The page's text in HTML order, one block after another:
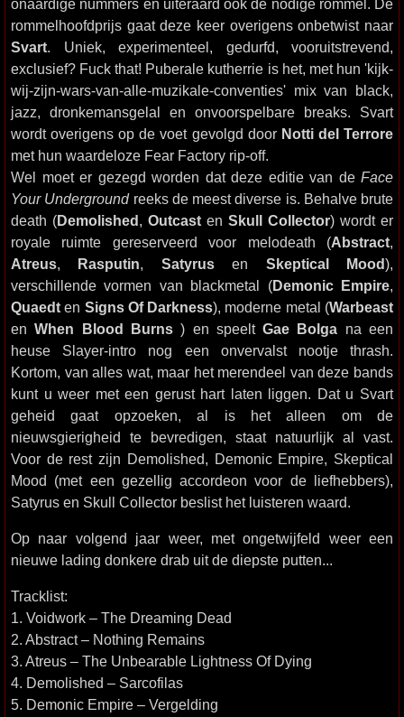
onaardige nummers en uiteraard ook de nodige rommel. De
rommelhoofdprijs gaat deze keer overigens onbetwist naar
Svart. Uniek, experimenteel, gedurfd, vooruitstrevend,
exclusief? Fuck that! Puberale kutherrie is het, met hun 'kijk-
wij-zijn-wars-van-alle-muzikale-conventies' mix van black,
jazz, dronkemansgelal en onvoorspelbare breaks. Svart
wordt overigens op de voet gevolgd door Notti del Terrore
met hun waardeloze Fear Factory rip-off.
Wel moet er gezegd worden dat deze editie van de Face
Your Undergroundreeks de meest diverse is. Behalve brute
death (Demolished, Outcast en Skull Collector) wordt er
royale ruimte gereserveerd voor melodeath (Abstract,
Atreus, Rasputin, Satyrusen Skeptical Mood),
verschillende vormen van blackmetal (Demonic Empire,
Quaedt en Signs Of Darkness), moderne metal (Warbeast
enWhen Blood Burns) en speeltGae Bolga na een
heuse Slayer-intro nog een onvervalst nootje thrash.
Kortom, van alles wat, maar het merendeel van deze bands
kunt u weer met een gerust hart laten liggen. Dat u Svart
geheid gaat opzoeken, al is het alleen om de
nieuwsgierigheid te bevredigen, staat natuurlijk al vast.
Voor de rest zijn Demolished, Demonic Empire, Skeptical
Mood (met een gezellig accordeon voor de liefhebbers),
Satyrus en Skull Collector beslist het luisteren waard.
Op naar volgend jaar weer, met ongetwijfeld weer een
nieuwe lading donkere drab uit de diepste putten...
Tracklist:
1. Voidwork – The Dreaming Dead
2. Abstract – Nothing Remains
3. Atreus – The Unbearable Lightness Of Dying
4. Demolished – Sarcofilas
5. Demonic Empire – Vergelding